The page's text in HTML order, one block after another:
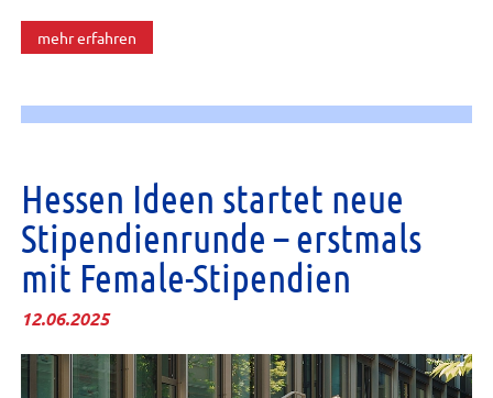
mehr erfahren
Hessen Ideen startet neue
Stipendienrunde – erstmals
mit Female-Stipendien
12.06.2025